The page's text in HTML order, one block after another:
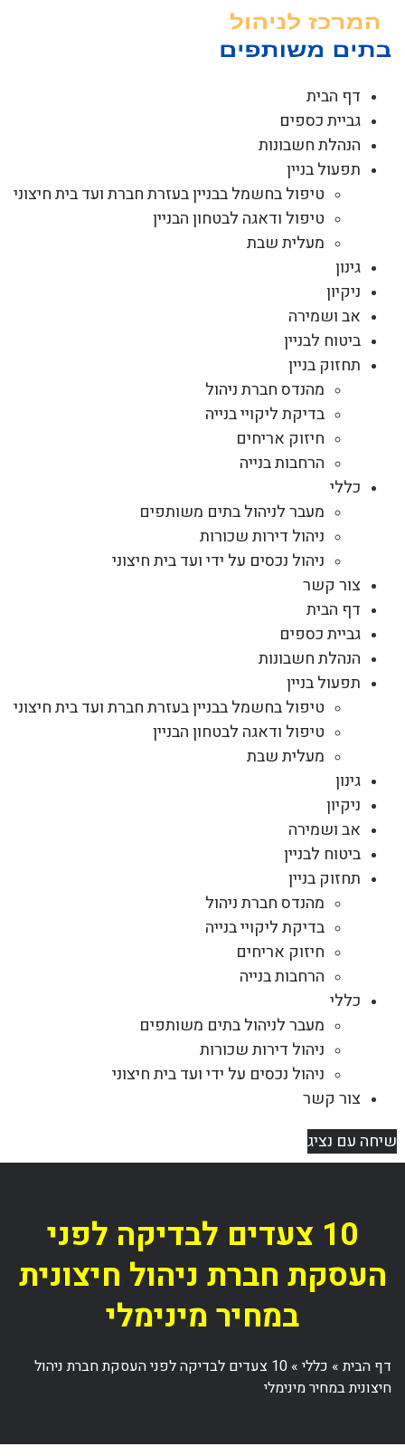
דף הבית
גביית כספים
הנהלת חשבונות
תפעול בניין
טיפול בחשמל בבניין בעזרת חברת ועד בית חיצוני
טיפול ודאגה לבטחון הבניין
מעלית שבת
גינון
ניקיון
אב ושמירה
ביטוח לבניין
תחזוק בניין
מהנדס חברת ניהול
בדיקת ליקויי בנייה
חיזוק אריחים
הרחבות בנייה
כללי
מעבר לניהול בתים משותפים
ניהול דירות שכורות
ניהול נכסים על ידי ועד בית חיצוני
צור קשר
דף הבית
גביית כספים
הנהלת חשבונות
תפעול בניין
טיפול בחשמל בבניין בעזרת חברת ועד בית חיצוני
טיפול ודאגה לבטחון הבניין
מעלית שבת
גינון
ניקיון
אב ושמירה
ביטוח לבניין
תחזוק בניין
מהנדס חברת ניהול
בדיקת ליקויי בנייה
חיזוק אריחים
הרחבות בנייה
כללי
מעבר לניהול בתים משותפים
ניהול דירות שכורות
ניהול נכסים על ידי ועד בית חיצוני
צור קשר
שיחה עם נציג
10 צעדים לבדיקה לפני
העסקת חברת ניהול חיצונית
במחיר מינימלי
דף הבית» כללי»
10 צעדים לבדיקה לפני העסקת חברת ניהול
חיצונית במחיר מינימלי